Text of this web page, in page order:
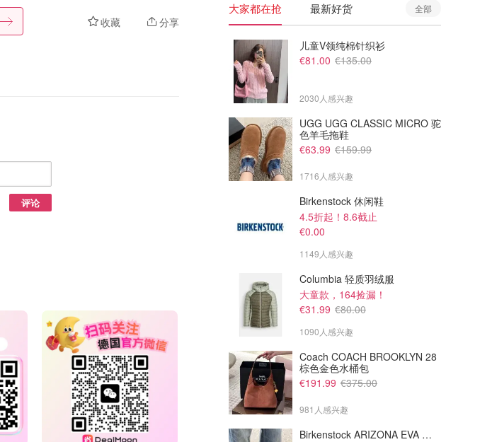
收藏 分享
评论
大家都在抢 最新好货 全部
儿童V领纯棉针织衫
€81.00 €135.00
2030人感兴趣
UGG UGG CLASSIC MICRO 驼
色羊毛拖鞋
€63.99 €159.99
1716人感兴趣
Birkenstock 休闲鞋
4.5折起！8.6截止
€0.00
1149人感兴趣
Columbia 轻质羽绒服
大童款，164捡漏！
€31.99 €80.00
1090人感兴趣
Coach COACH BROOKLYN 28
棕色金色水桶包
€191.99 €375.00
981人感兴趣
Birkenstock ARIZONA EVA 平底拖鞋 浅棕色